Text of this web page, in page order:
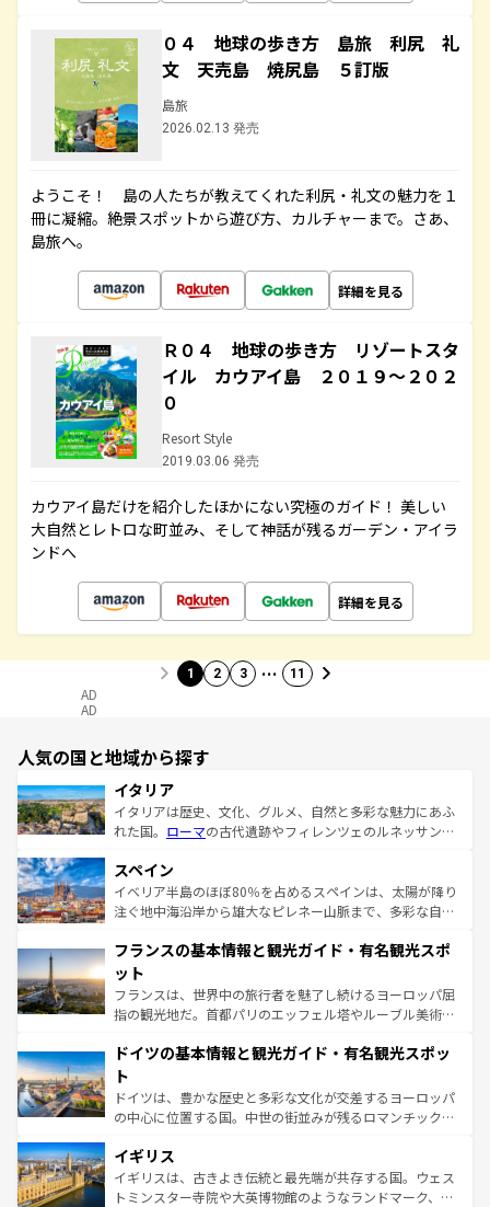
０４ 地球の歩き方 島旅 利尻 礼
文 天売島 焼尻島 ５訂版
島旅
2026.02.13 発売
ようこそ！ 島の人たちが教えてくれた利尻・礼文の魅力を１
冊に凝縮。絶景スポットから遊び方、カルチャーまで。さあ、
島旅へ。
詳細を見る
Ｒ０４ 地球の歩き方 リゾートスタ
イル カウアイ島 ２０１９～２０２
０
Resort Style
2019.03.06 発売
カウアイ島だけを紹介したほかにない究極のガイド！ 美しい
大自然とレトロな町並み、そして神話が残るガーデン・アイラ
ンドへ
詳細を見る
1 2 3 … 11
AD
AD
人気の国と地域から探す
イタリア
イタリアは歴史、文化、グルメ、自然と多彩な魅力にあふ
れた国。 ローマの古代遺跡やフィレンツェのルネッサンス
ろん、トスカーナの美しい田園風景やアマルフィ海岸の絶
景など、自然景観も見逃せない。観光の合間には、本場の
ピザやパスタなど、絶品のイタリア料理を堪能することも
ませてくれるイタリアで、忘れられない旅をしてみよう！
なお、新着のイタリア情報は
しい。
スペイン
イベリア半島のほぼ80％を占めるスペインは、太陽が降り
注ぐ地中海沿岸から雄大なピレネー山脈まで、多彩な自然
文化が根付くこの国では、情熱的なフラメンコ、熱気あふ
れる闘牛、そして美味しいタパスが生活の一部となってい
る。首都マドリードの洗練された雰囲気や、バルセロナの
アートに溢れた街角から、地方では古代ローマ遺跡や中世
せる。地方によって風土や気候が異なるスペインはその個
ンテンツ一覧 を参照してほしい。
フランスの基本情報と観光ガイド・有名観光スポ
ット
フランスは、世界中の旅行者を魅了し続けるヨーロッパ屈
指の観光地だ。首都パリのエッフェル塔やルーブル美術館
で、幅広い魅力が詰まっている。華麗な宮殿、歴史的な大
聖堂、美しいビーチ、そして豊かな自然が、訪れる者を心
から魅了する。また、フランスは美食の国としても知ら
れ、フランス料理はユネスコ無形文化遺産にも登録されて
香り高いラベンダー畑など、多彩な楽しみ方が可能だ。さ
らに、パリ以外の地域にも魅力が溢れており、どの街角に
も豊かな歴史と文化が息づいている。パリ以外の個性あふ
ドイツの基本情報と観光ガイド・有名観光スポッ
ト
ドイツは、豊かな歴史と多彩な文化が交差するヨーロッパ
の中心に位置する国。中世の街並みが残るロマンチック街
顔を持つこの国は、どこを歩いても飽きることがない。ベ
ルリンの文化的活気、バイエルン州のアルプスの絶景、そ
してライン川沿いのワイン畑といった風景は必見。ビール
イギリス
イギリスは、古きよき伝統と最先端が共存する国。ウェス
トミンスター寺院や大英博物館のようなランドマーク、歴